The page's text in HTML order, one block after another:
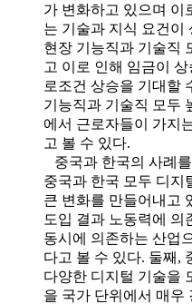
가 변화하고 있으며 이
는 기술과 지식 요건이
현장 기능직과 기술직
고 이로 인해 임금이
로조건 상승을 기대할
기능직과 기술직 모두
에서 근로자들이 가지
고 볼 수 있다.
중국과 한국의 사례
중국과 한국 모두 디지
큰 변화를 만들어내고
도입 결과 노동력에 의
동시에 의존하는 산업
다고 볼 수 있다. 둘째,
다양한 디지털 기술을
을 국가 단위에서 매우